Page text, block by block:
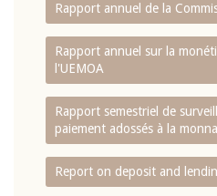
Rapport annuel de la
Rapport annuel sur la
l'UEMOA
Rapport semestriel de
paiement adossés à la
Report on deposit and